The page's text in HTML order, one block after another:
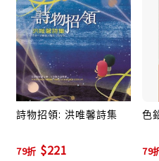
用色鉛筆畫畫一點都不難！
學會基本技巧和12色變化後
學習更多好用的畫法囉～～
詩物招領: 洪唯馨詩集
79折 $221
色
79